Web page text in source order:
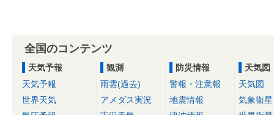
全国のコンテンツ
天気予報
天気予報
世界天気
観測
雨雲(過去)
アメダス実況
防災情報
警報・注意報
地震情報
天気図
天気図
気象衛星